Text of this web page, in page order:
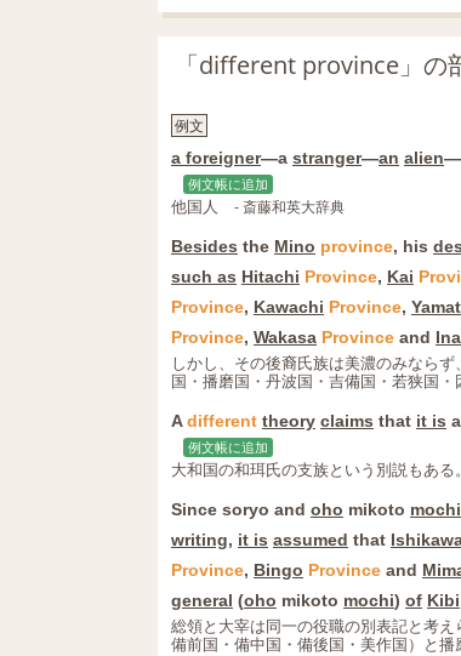
「different province」の
例文
a foreigner―a stranger―an alien―
例文帳に追加
他国人 - 斎藤和英大辞典
Besides the Mino province, his
such as Hitachi Province, Kai
Province, Kawachi Province,
Province, Wakasa Province and
しかし、その後裔氏族は美濃のみなら
国・播磨国・丹波国・吉備国・若狭国・
Adifferent theory claims that it is a
例文帳に追加
大和国の和珥氏の支族という別説もある。
Since soryo and oho mikoto mochi
writing, it is assumed that
Province, Bingo Province and
general (oho mikoto mochi) of Kibi
総領と大宰は同一の役職の別表記と考
備前国・備中国・備後国・美作国）と播